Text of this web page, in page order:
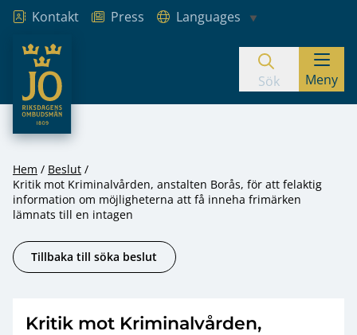
Hoppa till innehåll
Kontakt Press
Languages
JO – Riksdagens Ombudsmän
Sök Meny
Hem
Beslut
Kritik mot Kriminalvården, anstalten Borås, för att felaktig
information om möjligheterna att få inneha frimärken
lämnats till en intagen
Tillbaka till söka beslut
Kritik mot Kriminalvården,